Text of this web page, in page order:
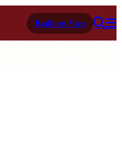
Radio en Vivo